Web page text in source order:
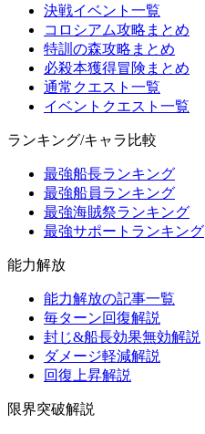
決戦イベント一覧
コロシアム攻略まとめ
特訓の森攻略まとめ
必殺本獲得冒険まとめ
通常クエスト一覧
イベントクエスト一覧
ランキング/キャラ比較
最強船長ランキング
最強船員ランキング
最強海賊祭ランキング
最強サポートランキング
能力解放
能力解放の記事一覧
毎ターン回復解説
封じ&船長効果無効解説
ダメージ軽減解説
回復上昇解説
限界突破解説